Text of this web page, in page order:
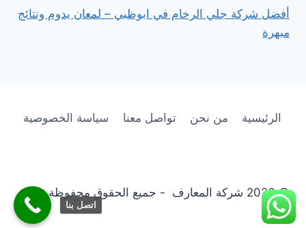
أفضل شركة جلي الرخام في ابوظبي – لمعان يدوم ونتائج
مبهرة
الرئيسية من نحن تواصل معنا سياسة الخصوصية
© 2026 شركة المعارف - جميع الحقوق محفوظة
اتصل بنا